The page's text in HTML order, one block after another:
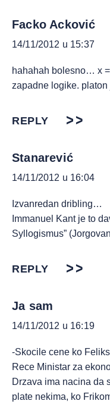
Facko Acković
14/11/2012 u 15:37
hahahah bolesno… x
zapadne logike. platon
REPLY
Stanarević
14/11/2012 u 16:04
Izvanredan dribling…
Immanuel Kant je to
Syllogismus”
REPLY
Ja sam
14/11/2012 u 16:19
-Skocile cene ko
Rece Ministar za
Drzava ima nacina da
plate nekima, ko